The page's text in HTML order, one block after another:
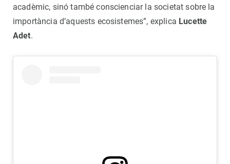
acadèmic, sinó també conscienciar la societat sobre la
importància d’aquests ecosistemes”, explica Lucette
Adet.